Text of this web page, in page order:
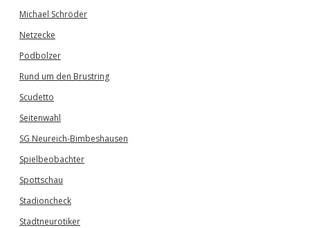
Michael Schröder
Netzecke
Podbolzer
Rund um den Brustring
Scudetto
Seitenwahl
SG Neureich-Bimbeshausen
Spielbeobachter
Spottschau
Stadioncheck
Stadtneurotiker